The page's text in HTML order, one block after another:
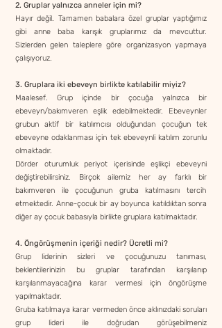
2. Gruplar yalnızca anneler için mi?
Hayır değil. Tamamen babalara özel gruplar yaptığımız
gibi anne baba karışık gruplarımız da mevcuttur.
Sizlerden gelen taleplere göre organizasyon yapmaya
çalışıyoruz.
3. Gruplara iki ebeveyn birlikte katılabilir miyiz?
Maalesef. Grup içinde bir çocuğa yalnızca bir
ebeveyn/bakımveren eşlik edebilmektedir. Ebeveynler
grubun aktif bir katılımcısı olduğundan çocuğun tek
ebeveyne odaklanması için tek ebeveynli katılım zorunlu
olmaktadır.
Dörder oturumluk periyot içerisinde eşlikçi ebeveyni
değiştirebilirsiniz. Birçok ailemiz her ay farklı bir
bakımveren ile çocuğunun gruba katılmasını tercih
etmektedir. Anne-çocuk bir ay boyunca katıldıktan sonra
diğer ay çocuk babasıyla birlikte gruplara katılmaktadır.
4. Öngörüşmenin içeriği nedir? Ücretli mi?
Grup liderinin sizleri ve çocuğunuzu tanıması,
beklentilerinizin bu gruplar tarafından karşılanıp
karşılanmayacağına karar vermesi için öngörüşme
yapılmaktadır.
Gruba katılmaya karar vermeden önce aklınızdaki soruları
grup lideri ile doğrudan görüşebilmeniz